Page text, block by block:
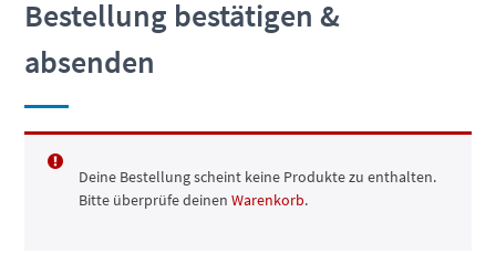
Bestellung bestätigen &
absenden
Deine Bestellung scheint keine Produkte zu enthalten.
Bitte überprüfe deinenWarenkorb.